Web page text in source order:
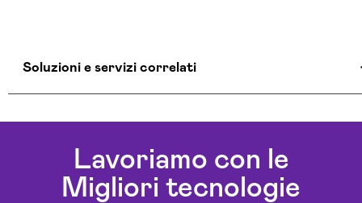
Soluzioni e servizi correlati
Aziende Intelligenza Artificiale Teramo
Consulenza Chatbot Ai Teramo
Soluzioni Blockchain Teramo
Lavoriamo con le
Migliori tecnologie